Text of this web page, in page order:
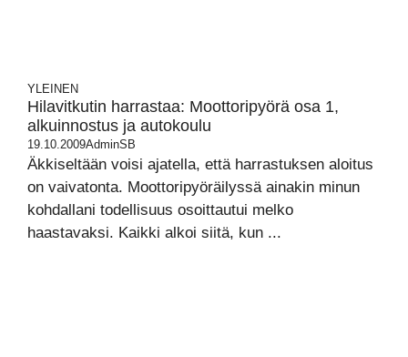
YLEINEN
Hilavitkutin harrastaa: Moottoripyörä osa 1,
alkuinnostus ja autokoulu
19.10.2009AdminSB
Äkkiseltään voisi ajatella, että harrastuksen aloitus
on vaivatonta. Moottoripyöräilyssä ainakin minun
kohdallani todellisuus osoittautui melko
haastavaksi. Kaikki alkoi siitä, kun ...